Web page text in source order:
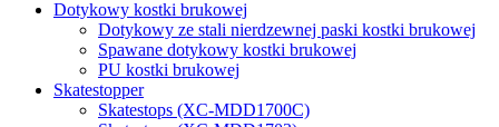
Dotykowy kostki brukowej
Dotykowy ze stali nierdzewnej paski kostki brukowej
Spawane dotykowy kostki brukowej
PU kostki brukowej
Skatestopper
Skatestops (XC-MDD1700C)